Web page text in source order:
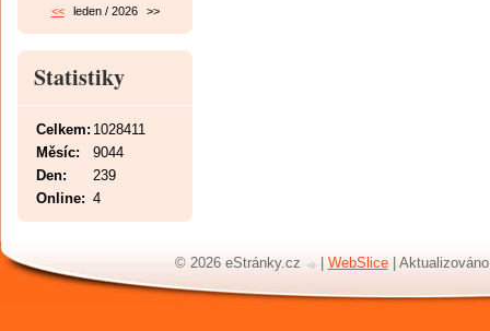
<< leden / 2026 >>
Statistiky
Online: 4
Celkem: 1028411
Měsíc:
9044
Den:
239
© 2026 eStránky.cz WebSlice